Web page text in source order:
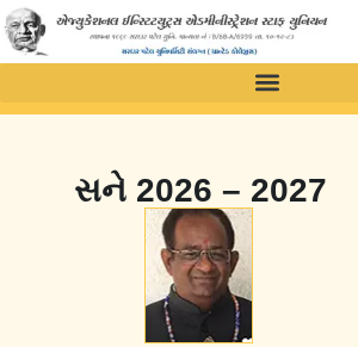
સને 2026 – 2027